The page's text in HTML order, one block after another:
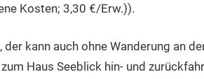
Kosten; 3,30 €/Erw.)).
kann auch ohne Wanderung an
Haus Seeblick hin- und